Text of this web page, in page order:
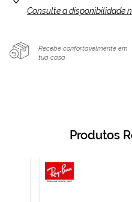
Consulte a disponibilidade
Recebe confortavelmente em
tua casa
Produtos